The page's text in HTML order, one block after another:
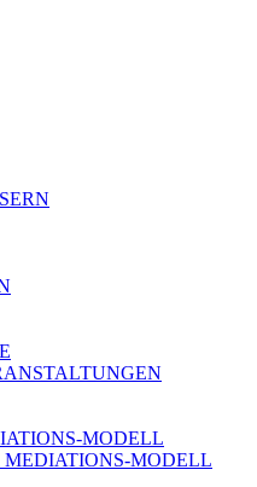
MODELL
MEDIATIONS-MODELL